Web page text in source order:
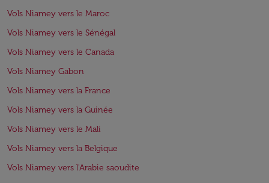
Vols Niamey vers le Maroc
Vols Niamey vers le Sénégal
Vols Niamey vers le Canada
Vols Niamey Gabon
Vols Niamey vers la France
Vols Niamey vers la Guinée
Vols Niamey vers le Mali
Vols Niamey vers la Belgique
Vols Niamey vers l'Arabie saoudite